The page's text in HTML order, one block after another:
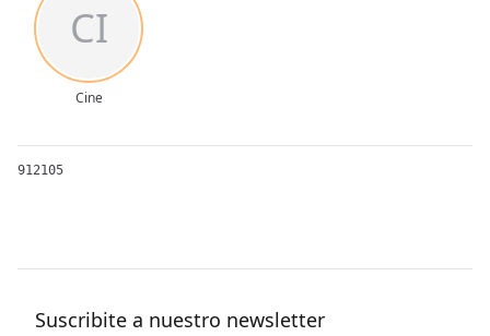
CI
Cine
912105
Suscribite a nuestro newsletter